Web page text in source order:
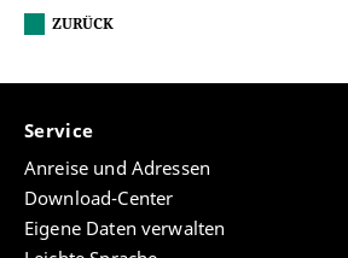
ZURÜCK
Service
Anreise und Adressen
Download-Center
Eigene Daten verwalten